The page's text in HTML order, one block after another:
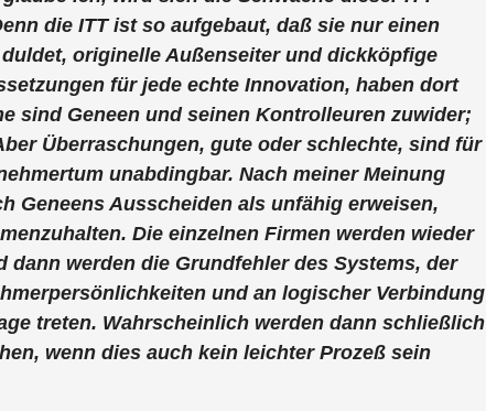
die ITT ist so aufgebaut, daß sie nur einen
originelle Außenseiter und dickköpfige
für jede echte Innovation, haben dort
sind Geneen und seinen Kontrolleuren zuwider;
Überraschungen, gute oder schlechte, sind für
unabdingbar. Nach meiner Meinung
Geneens Ausscheiden als unfähig erweisen,
Die einzelnen Firmen werden wieder
dann werden die Grundfehler des Systems, der
und an logischer Verbindung
treten. Wahrscheinlich werden dann schließlich
wenn dies auch kein leichter Prozeß sein